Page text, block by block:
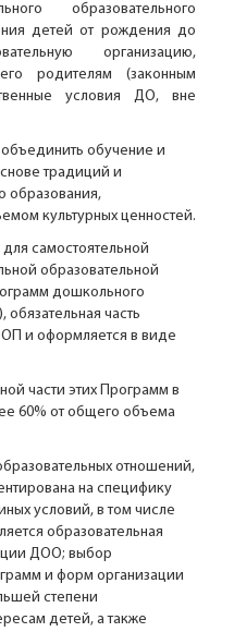
образовательного
детей от рождения до
организацию,
родителям (законным
условия ДО, вне
обучение и
традиций и
образования,
культурных ценностей.
самостоятельной
образовательной
дошкольного
часть
и оформляется в виде
части этих Программ в
60% от общего объема
отношений,
на специфику
условий, в том числе
образовательная
ДОО; выбор
и форм организации
степени
детей, а также